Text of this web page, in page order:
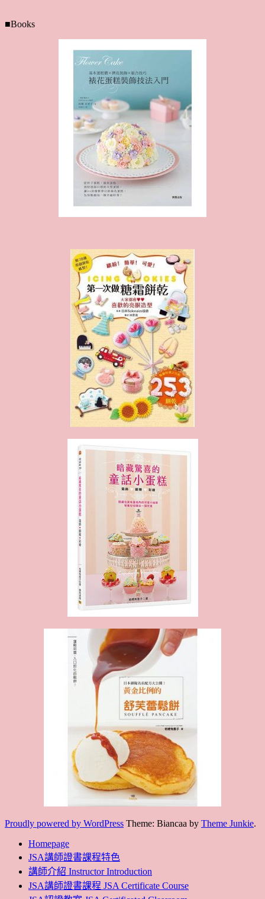
■Books
Proudly powered by WordPress Theme: Biancaa by Theme Junkie.
Homepage
JSA講師證書課程特色
講師介紹 Instructor Introduction
JSA講師證書課程 JSA Certificate Course